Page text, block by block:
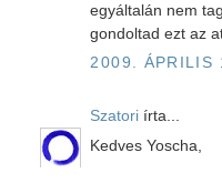
egyáltalán nem
gondoltad ezt az
2009. ÁPRILIS
Szatori írta...
Kedves Yoscha,